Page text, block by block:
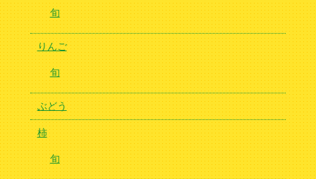
旬
りんご
旬
ぶどう
柿
旬